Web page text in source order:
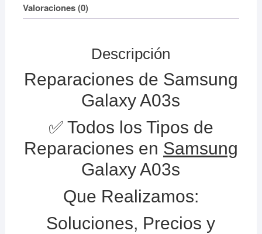
Valoraciones (0)
Descripción
Reparaciones de Samsung
Galaxy A03s
✅ Todos los Tipos de
Reparaciones en Samsung
Galaxy A03s
Que Realizamos:
Soluciones, Precios y